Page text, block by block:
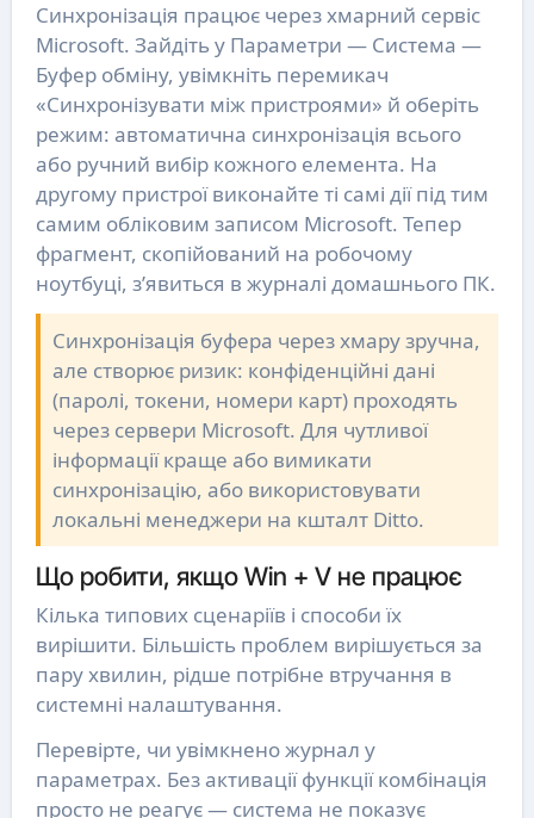
Синхронізація працює через хмарний сервіс
Microsoft. Зайдіть у Параметри — Система —
Буфер обміну, увімкніть перемикач
«Синхронізувати між пристроями» й оберіть
режим: автоматична синхронізація всього
або ручний вибір кожного елемента. На
другому пристрої виконайте ті самі дії під тим
самим обліковим записом Microsoft. Тепер
фрагмент, скопійований на робочому
ноутбуці, з’явиться в журналі домашнього ПК.
Синхронізація буфера через хмару зручна,
але створює ризик: конфіденційні дані
(паролі, токени, номери карт) проходять
через сервери Microsoft. Для чутливої
інформації краще або вимикати
синхронізацію, або використовувати
локальні менеджери на кшталт Ditto.
Що робити, якщо Win + V не працює
Кілька типових сценаріїв і способи їх
вирішити. Більшість проблем вирішується за
пару хвилин, рідше потрібне втручання в
системні налаштування.
Перевірте, чи увімкнено журнал у
параметрах. Без активації функції комбінація
просто не реагує — система не показує